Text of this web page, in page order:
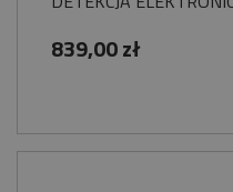
839,00 zł